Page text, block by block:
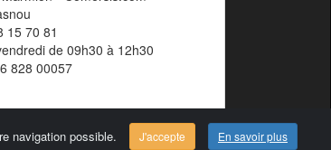
navigation possible. J'accepte En savoir plus
15 70 81
de 09h30 à 12h30
828 00057